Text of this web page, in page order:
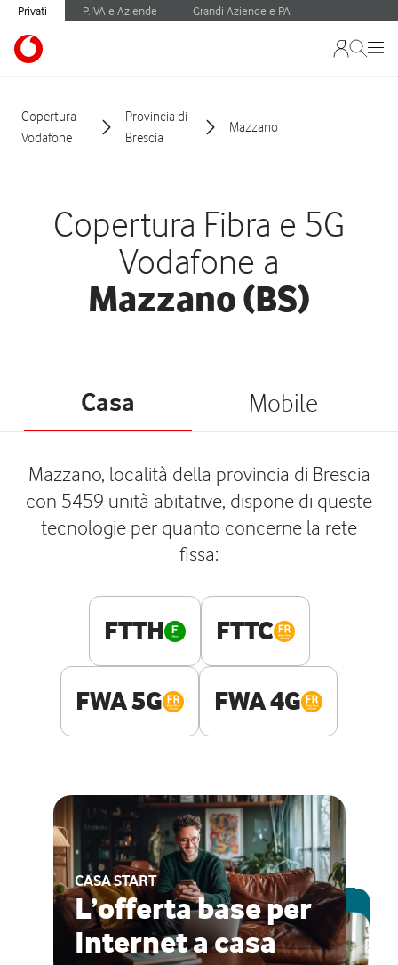
Privati P.IVA e Aziende Grandi Aziende e PA
Copertura
Vodafone
Provincia di
Brescia
Mazzano
Copertura Fibra e 5G
Vodafone a
Mazzano (BS)
Casa Mobile
Mazzano, località della provincia di Brescia
con 5459 unità abitative, dispone di queste
tecnologie per quanto concerne la rete
fissa:
FTTH FTTC
FWA 5G FWA 4G
CASA START
L’offerta base per
Internet a casa
ESCLUSIVA ONLINE